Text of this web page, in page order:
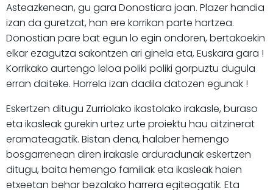
Asteazkenean, gu gara Donostiara joan. Plazer handia
izan da guretzat, han ere korrikan parte hartzea.
Donostian pare bat egun lo egin ondoren, bertakoekin
elkar ezagutza sakontzen ari ginela eta, Euskara gara !
Korrikako aurtengo leloa poliki poliki gorpuztu dugula
erran daiteke. Horrela izan dadila datozen egunak !
Eskertzen ditugu Zurriolako ikastolako irakasle, buraso
eta ikasleak gurekin urtez urte proiektu hau aitzinerat
eramateagatik. Bistan dena, halaber hemengo
bosgarrenean diren irakasle arduradunak eskertzen
ditugu, baita hemengo familiak eta ikasleak haien
etxeetan behar bezalako harrera egiteagatik. Eta